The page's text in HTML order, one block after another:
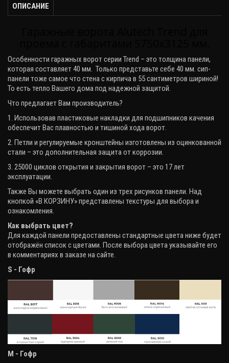
ОПИСАНИЕ
Особенности гаражных ворот серии Trend – это толщина панели,
которая составляет 40 мм. Только представьте себе 40 мм. сип-
панели тоже самое что стена с кирпича в 55 сантиметров шириной!
То есть тепло Вашего дома под надежной защитой.
Что предлагает Вам производитель?
1. Использовав пластиковые накладки для подшипников качения
обеспечит Вас плавностью и тишиной хода ворот.
2. Петли и регулируемые кронштейны изготовлены из оцинкованной
стали – это дополнительная защита от коррозии.
3. 25000 циклов открытия и закрытия ворот – это 17 лет
эксплуатации.
Также Вы можете выбрать один из трех рисунков панели. Над
кнопкой «В КОРЗИНУ» представлены текстуры для выбора и
ознакомления.
Как выбрать цвет?
Для каждой панели предоставлены стандартные цвета ниже будет
отображён список с цветами. После выбора цвета указывайте его
в комментариях в заказе на сайте.
S - Гофр
М - Гофр